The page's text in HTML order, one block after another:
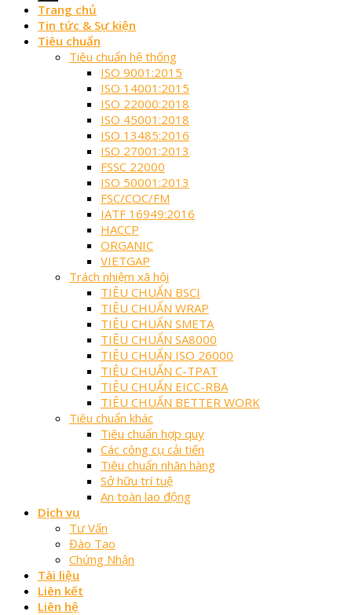
Trang chủ
Tin tức & Sự kiện
Tiêu chuẩn
Tiêu chuẩn hệ thống
ISO 9001:2015
ISO 14001:2015
ISO 22000:2018
ISO 45001:2018
ISO 13485:2016
ISO 27001:2013
FSSC 22000
ISO 50001:2013
FSC/COC/FM
IATF 16949:2016
HACCP
ORGANIC
VIETGAP
Trách nhiệm xã hội
TIÊU CHUẨN BSCI
TIÊU CHUẨN WRAP
TIÊU CHUẨN SMETA
TIÊU CHUẨN SA8000
TIÊU CHUẨN ISO 26000
TIÊU CHUẨN C-TPAT
TIÊU CHUẨN EICC-RBA
TIÊU CHUẨN BETTER WORK
Tiêu chuẩn khác
Tiêu chuẩn hợp quy
Các công cụ cải tiến
Tiêu chuẩn nhãn hàng
Sở hữu trí tuệ
An toàn lao động
Dịch vụ
Tư Vấn
Đào Tạo
Chứng Nhận
Tài liệu
Liên kết
Liên hệ